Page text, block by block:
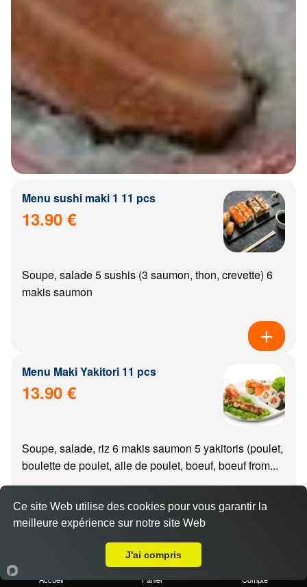
Menu sushi maki 1 11 pcs
13.90 €
Soupe, salade 5 sushis (3 saumon, thon, crevette) 6
makis saumon
Menu Maki Yakitori 11 pcs
13.90 €
Soupe, salade, riz 6 makis saumon 5 yakitoris (poulet,
boulette de poulet, aile de poulet, boeuf, boeuf from...
Menu california Yakitori 11 pcs
Accueil Panier Compte
Ce site Web utilise des cookies pour vous garantir la
meilleure expérience sur notre site Web
J'ai compris